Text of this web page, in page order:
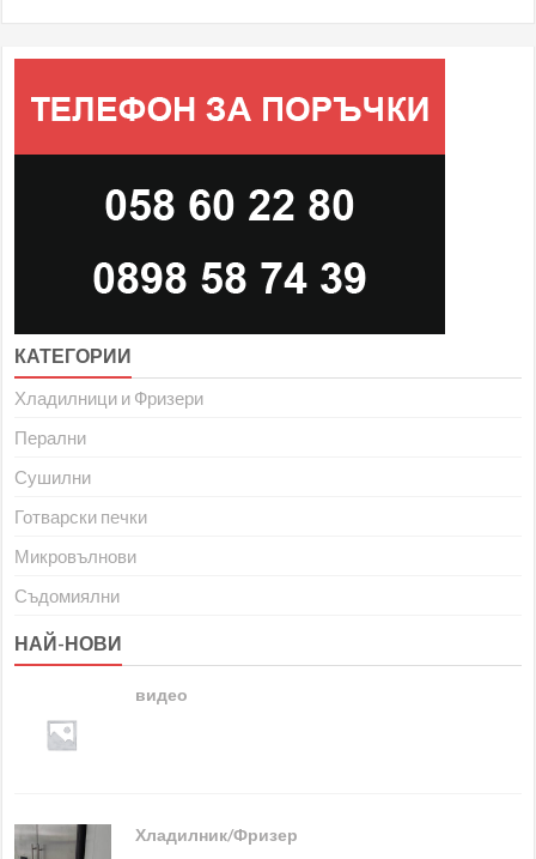
КАТЕГОРИИ
Хладилници и Фризери
Перални
Сушилни
Готварски печки
Микровълнови
Съдомиялни
НАЙ-НОВИ
видео
Хладилник/Фризер